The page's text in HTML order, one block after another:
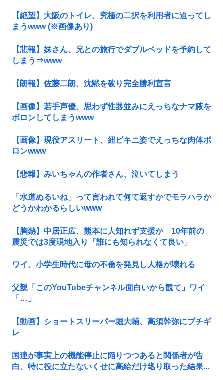
【絶望】大阪のトイレ、究極の二択を利用者に迫ってし
まうwww (※画像あり)
【悲報】妹さん、兄との旅行でダブルベッドを予約して
しまう⇒www
【朗報】佐藤二朗、沈黙を破り完全勝利宣言
【画像】若手声優、思わず性器並みにえっちなナマ腋を
ボロンしてしまうwww
【画像】現役アスリート、紐ビキニ姿でえっちな肉体ボ
ロンwww
【悲報】みいちゃんの作者さん、泣いてしまう
「水道ぬるいね」って言われて何て返すかでモラハラか
どうかわかるらしいwww
【胸熱】中居正広、熊本に人知れず支援か 10年前の
震災では3度現地入り「誰にも知られなくて良い」
ワイ、小学生時代に母の不倫を発見し人格が壊れる
父親「このYouTubeチャンネル面白いから観て」ワイ
「…」
【動画】ショートスリーパー堀大輔、高須幹弥にブチギ
レ
国連が事実上の機能停止に陥りつつあると関係者が告
白、特に役に立たないくせに高給だけ毟り取った結果...